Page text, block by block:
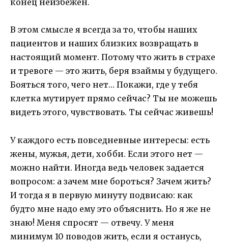
конец неизбежен.
В этом смысле я всегда за то, чтобы наших
пациентов и наших близких возвращать в
настоящий момент. Потому что жить в страхе
и тревоге — это жить, беря взаймы у будущего.
Бояться того, чего нет… Покажи, где у тебя
клетка мутирует прямо сейчас? Ты не можешь
видеть этого, чувствовать. Ты сейчас живешь!
У каждого есть повседневные интересы: есть
жены, мужья, дети, хобби. Если этого нет —
можно найти. Иногда ведь человек задается
вопросом: а зачем мне бороться? Зачем жить?
И тогда я в первую минуту подвисаю: как
будто мне надо ему это объяснить. Но я же не
знаю! Меня спросят — отвечу. У меня
минимум 10 поводов жить, если я останусь,